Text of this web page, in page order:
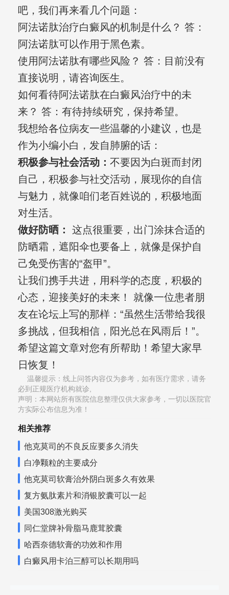
吧，我们再来看几个问题：
阿法诺肽治疗白癜风的机制是什么？ 答：
阿法诺肽可以作用于黑色素。
使用阿法诺肽有哪些风险？ 答：目前没有
直接说明，请咨询医生。
如何看待阿法诺肽在白癜风治疗中的未
来？ 答：有待持续研究，保持希望。
我想给各位病友一些温馨的小建议，也是
作为小编小白，发自肺腑的话：
积极参与社会活动： 不要因为白斑而封闭
自己，积极参与社交活动，展现你的自信
与魅力，就像咱们老百姓说的，积极地面
对生活。
做好防晒：
这点很重要，出门涂抹合适的
防晒霜，遮阳伞也要备上，就像是保护自
己免受伤害的“盔甲”。
让我们携手共进，用科学的态度，积极的
心态，迎接美好的未来！ 就像一位患者朋
友在论坛上写的那样：“虽然生活带给我很
多挑战，但我相信，阳光总在风雨后！”。
希望这篇文章对您有所帮助！希望大家早
日恢复！
温馨提示：线上问答内容仅为参考，如有医疗需求，请务
必到正规医疗机构就诊,
声明：本网站所有医院信息整理仅供大家参考，一切以医院官
方实际公布信息为准！
相关推荐
他克莫司的不良反应要多久消失
白净颗粒的主要成分
他克莫司软膏治外阴白斑多久有效果
复方氨肽素片和消银胶囊可以一起
美国308激光购买
同仁堂牌补骨脂马鹿茸胶囊
哈西奈德软膏的功效和作用
白癜风用卡泊三醇可以长期用吗